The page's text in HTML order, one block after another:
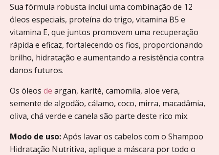
Sua fórmula robusta inclui uma combinação de 12
óleos especiais, proteína do trigo, vitamina B5 e
vitamina E, que juntos promovem uma recuperação
rápida e eficaz, fortalecendo os fios, proporcionando
brilho, hidratação e aumentando a resistência contra
danos futuros.
Os óleos de argan, karité, camomila, aloe vera,
semente de algodão, cálamo, coco, mirra, macadâmia,
oliva, chá verde e canela são parte deste rico mix.
Modo de uso:Após lavar os cabelos com o Shampoo
Hidratação Nutritiva, aplique a máscara por todo o